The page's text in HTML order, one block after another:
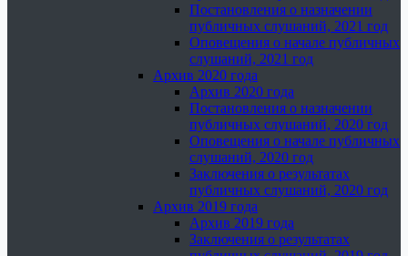
Постановления о назначении
публичных слушаний, 2021 год
Оповещения о начале публичных
слушаний, 2021 год
Архив 2020 года
Архив 2020 года
Постановления о назначении
публичных слушаний, 2020 год
Оповещения о начале публичных
слушаний, 2020 год
Заключения о результатах
публичных слушаний, 2020 год
Архив 2019 года
Архив 2019 года
Заключения о результатах